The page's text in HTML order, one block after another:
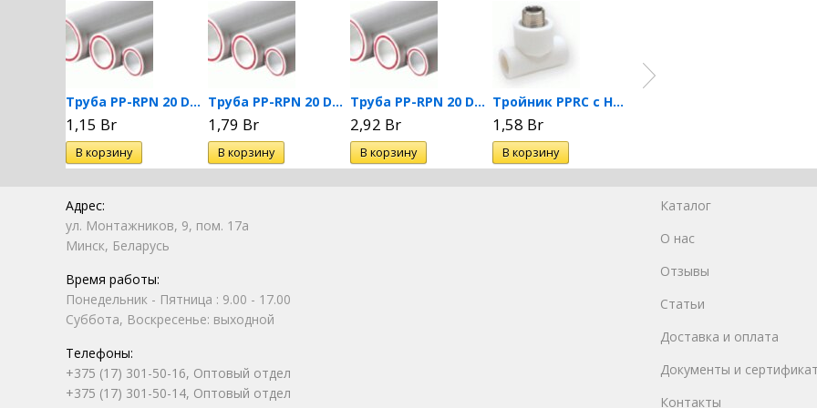
Труба PP-RPN 20 DN 20...
1,15 Br
Труба PP-RPN 20 DN 25...
1,79 Br
Труба PP-RPN 20 DN 32...
2,92 Br
Тройник PPRC с НР 20х1/2...
1,58 Br
Адрес:
ул. Монтажников, 9, пом. 17а
Минск, Беларусь
Время работы:
Понедельник - Пятница : 9.00 - 17.00
Суббота, Воскресенье: выходной
Телефоны:
+375 (17) 301-50-16, Оптовый отдел
+375 (17) 301-50-14, Оптовый отдел
Каталог
О нас
Отзывы
Статьи
Доставка и оплата
Документы и
Контакты